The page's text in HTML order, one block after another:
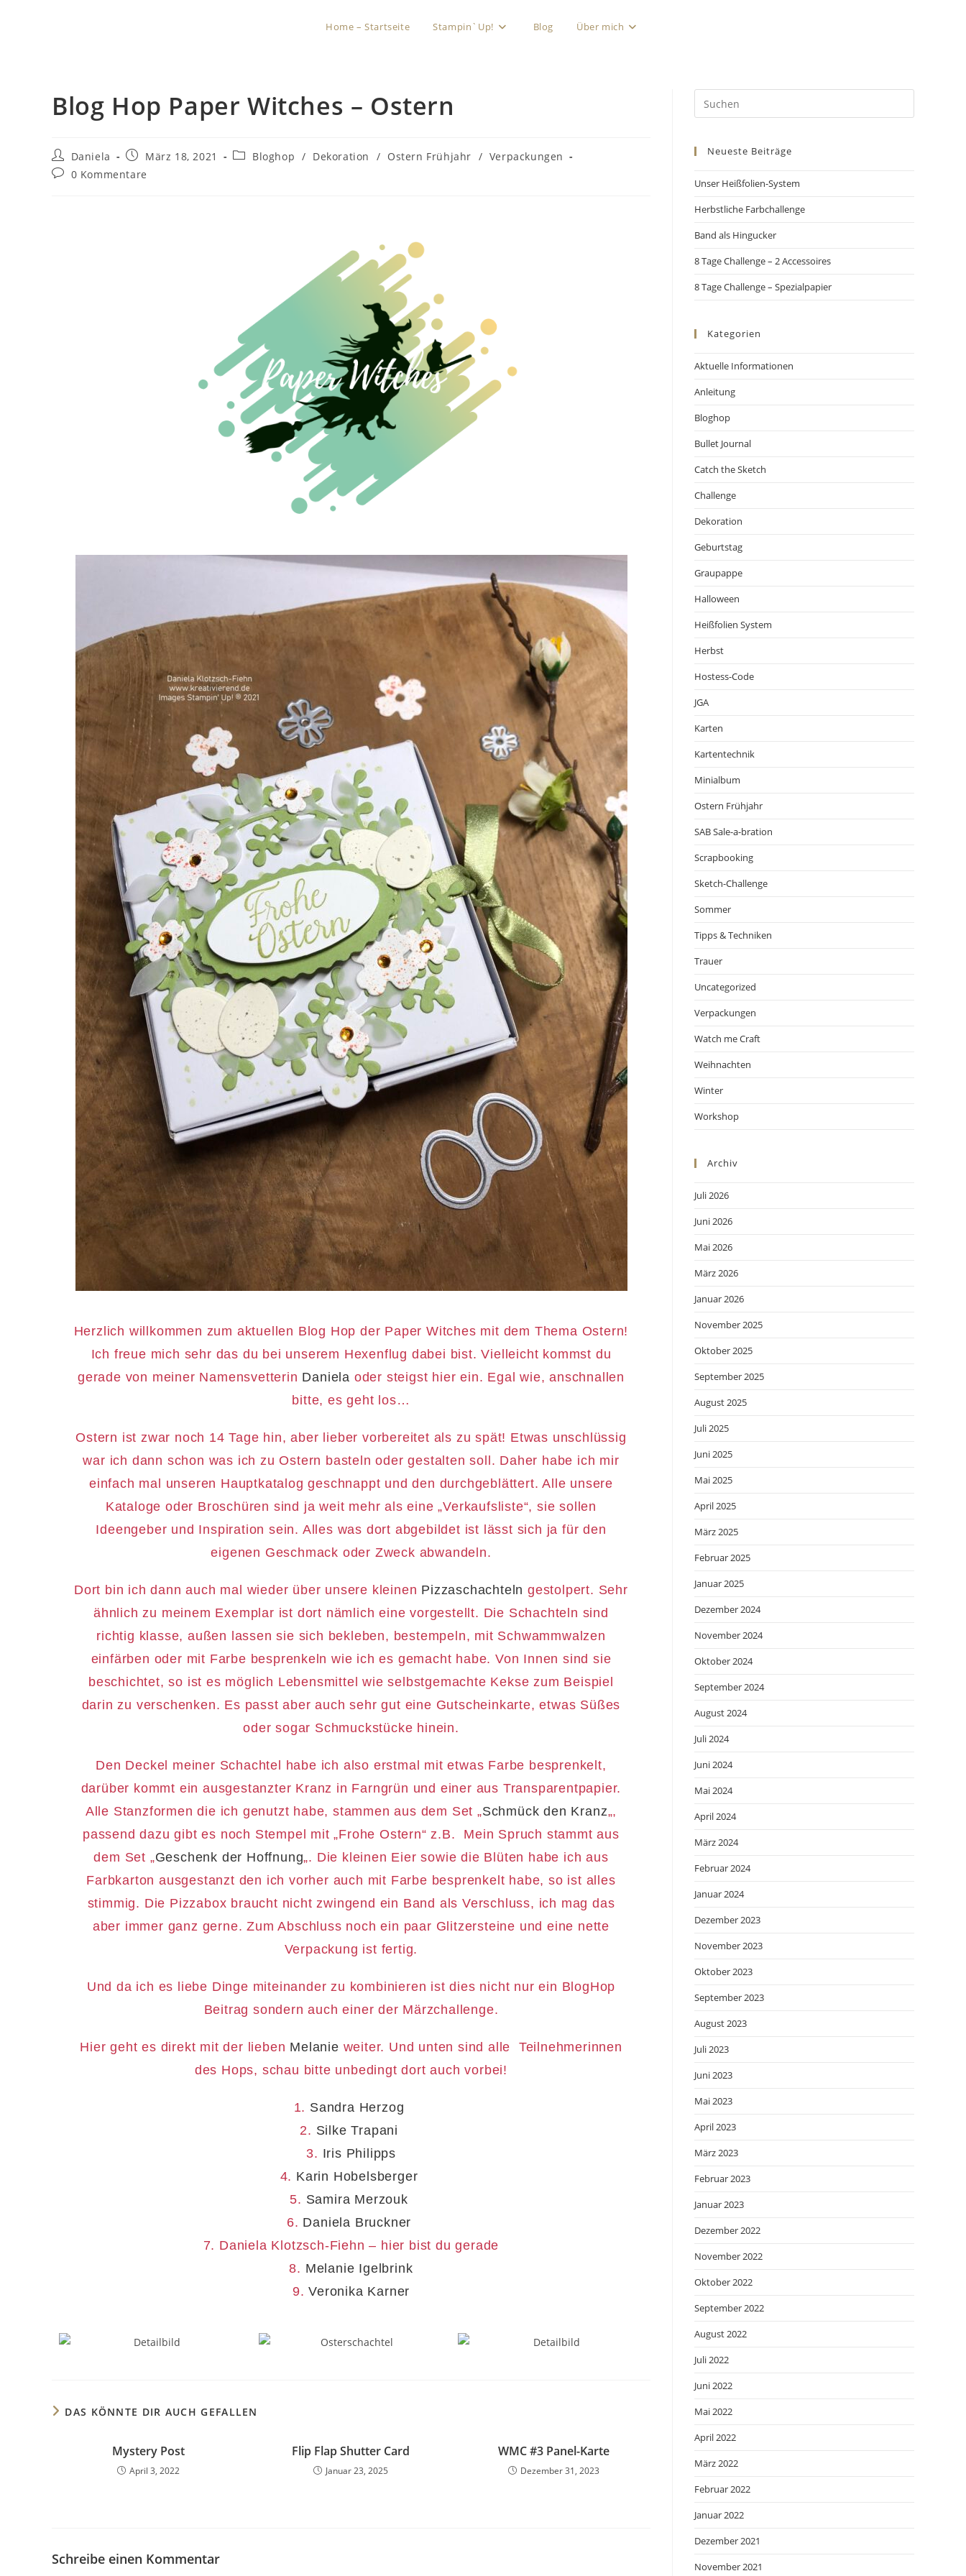
Home – Startseite Stampin`Up! Blog Über mich
Blog Hop Paper Witches – Ostern
Daniela März 18, 2021 Bloghop / Dekoration / Ostern Frühjahr / Verpackungen
0 Kommentare
Herzlich willkommen zum aktuellen Blog Hop der Paper Witches mit dem Thema Ostern!
Ich freue mich sehr das du bei unserem Hexenflug dabei bist. Vielleicht kommst du
gerade von meiner Namensvetterin Daniela oder steigst hier ein. Egal wie, anschnallen
bitte, es geht los…
Ostern ist zwar noch 14 Tage hin, aber lieber vorbereitet als zu spät! Etwas unschlüssig
war ich dann schon was ich zu Ostern basteln oder gestalten soll. Daher habe ich mir
einfach mal unseren Hauptkatalog geschnappt und den durchgeblättert. Alle unsere
Kataloge oder Broschüren sind ja weit mehr als eine „Verkaufsliste“, sie sollen
Ideengeber und Inspiration sein. Alles was dort abgebildet ist lässt sich ja für den
eigenen Geschmack oder Zweck abwandeln.
Dort bin ich dann auch mal wieder über unsere kleinen Pizzaschachteln gestolpert. Sehr
ähnlich zu meinem Exemplar ist dort nämlich eine vorgestellt. Die Schachteln sind
richtig klasse, außen lassen sie sich bekleben, bestempeln, mit Schwammwalzen
einfärben oder mit Farbe besprenkeln wie ich es gemacht habe. Von Innen sind sie
beschichtet, so ist es möglich Lebensmittel wie selbstgemachte Kekse zum Beispiel
darin zu verschenken. Es passt aber auch sehr gut eine Gutscheinkarte, etwas Süßes
oder sogar Schmuckstücke hinein.
Den Deckel meiner Schachtel habe ich also erstmal mit etwas Farbe besprenkelt,
darüber kommt ein ausgestanzter Kranz in Farngrün und einer aus Transparentpapier.
Alle Stanzformen die ich genutzt habe, stammen aus dem Set „Schmück den Kranz„,
passend dazu gibt es noch Stempel mit „Frohe Ostern“ z.B. Mein Spruch stammt aus
dem Set „Geschenk der Hoffnung„. Die kleinen Eier sowie die Blüten habe ich aus
Farbkarton ausgestanzt den ich vorher auch mit Farbe besprenkelt habe, so ist alles
stimmig. Die Pizzabox braucht nicht zwingend ein Band als Verschluss, ich mag das
aber immer ganz gerne. Zum Abschluss noch ein paar Glitzersteine und eine nette
Verpackung ist fertig.
Und da ich es liebe Dinge miteinander zu kombinieren ist dies nicht nur ein BlogHop
Beitrag sondern auch einer der Märzchallenge.
Hier geht es direkt mit der lieben Melanie weiter. Und unten sind alle Teilnehmerinnen
des Hops, schau bitte unbedingt dort auch vorbei!
1. Sandra Herzog
2. Silke Trapani
3. Iris Philipps
4. Karin Hobelsberger
5. Samira Merzouk
6. Daniela Bruckner
7. Daniela Klotzsch-Fiehn – hier bist du gerade
8. Melanie Igelbrink
9.Veronika Karner
DAS KÖNNTE DIR AUCH GEFALLEN
Mystery Post
April 3, 2022
Flip Flap Shutter Card
Januar 23, 2025
WMC #3 Panel-Karte
Dezember 31, 2023
Schreibe einen Kommentar
Neueste Beiträge
Unser Heißfolien-System
Herbstliche Farbchallenge
Band als Hingucker
8 Tage Challenge – 2 Accessoires
8 Tage Challenge – Spezialpapier
Kategorien
Aktuelle Informationen
Anleitung
Bloghop
Bullet Journal
Catch the Sketch
Challenge
Dekoration
Geburtstag
Graupappe
Halloween
Heißfolien System
Herbst
Hostess-Code
JGA
Karten
Kartentechnik
Minialbum
Ostern Frühjahr
SAB Sale-a-bration
Scrapbooking
Sketch-Challenge
Sommer
Tipps & Techniken
Trauer
Uncategorized
Verpackungen
Watch me Craft
Weihnachten
Winter
Workshop
Archiv
Juli 2026
Juni 2026
Mai 2026
März 2026
Januar 2026
November 2025
Oktober 2025
September 2025
August 2025
Juli 2025
Juni 2025
Mai 2025
April 2025
März 2025
Februar 2025
Januar 2025
Dezember 2024
November 2024
Oktober 2024
September 2024
August 2024
Juli 2024
Juni 2024
Mai 2024
April 2024
März 2024
Februar 2024
Januar 2024
Dezember 2023
November 2023
Oktober 2023
September 2023
August 2023
Juli 2023
Juni 2023
Mai 2023
April 2023
März 2023
Februar 2023
Januar 2023
Dezember 2022
November 2022
Oktober 2022
September 2022
August 2022
Juli 2022
Juni 2022
Mai 2022
April 2022
März 2022
Februar 2022
Januar 2022
Dezember 2021
November 2021